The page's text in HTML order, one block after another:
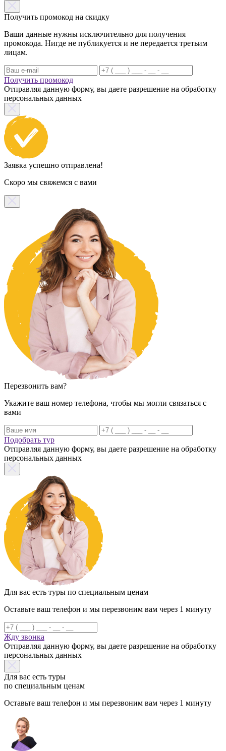
Получить промокод на скидку
Ваши данные нужны исключительно для получения
промокода. Нигде не публикуется и не передается третьим
лицам.
Получить промокод
Отправляя данную форму, вы даете разрешение на обработку
персональных данных
Заявка успешно отправлена!
Скоро мы свяжемся с вами
Перезвонить вам?
Укажите ваш номер телефона, чтобы мы могли связаться с
вами
Подобрать тур
Отправляя данную форму, вы даете разрешение на обработку
персональных данных
Для вас есть туры по специальным ценам
Оставьте ваш телефон и мы перезвоним вам через 1 минуту
Жду звонка
Отправляя данную форму, вы даете разрешение на обработку
персональных данных
Для вас есть туры
по специальным ценам
Оставьте ваш телефон и мы перезвоним вам через 1 минуту